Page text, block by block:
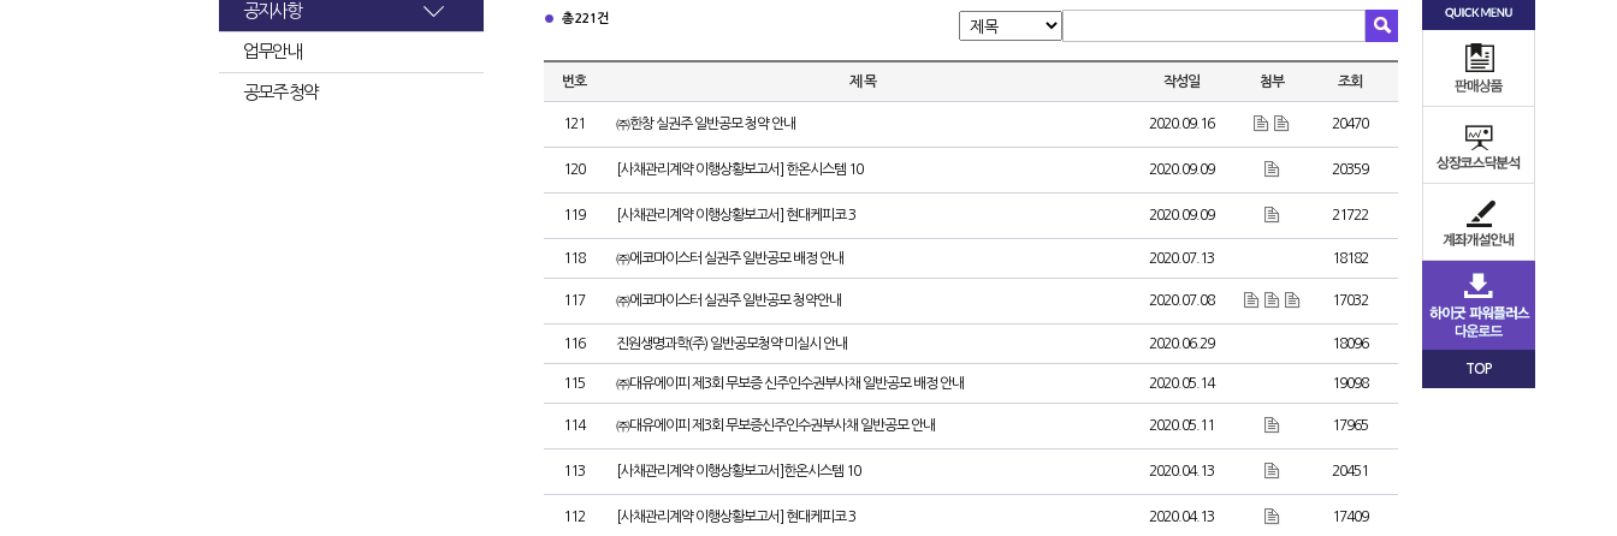
공지사항
업무안내
공모주 청약
총 221건
번호 제 목 작성일 첨부 조회
121 ㈜한창 실권주 일반공모 청약 안내 2020.09.16 20470
120 [사채관리계약 이행상황보고서] 한온시스템 10 2020.09.09 20359
119 [사채관리계약 이행상황보고서] 현대케피코 3 2020.09.09 21722
118 ㈜에코마이스터 실권주 일반공모 배정 안내 2020.07.13 18182
117 ㈜에코마이스터 실권주 일반공모 청약안내 2020.07.08 17032
116 진원생명과학(주) 일반공모청약 미실시 안내 2020.06.29 18096
115 ㈜대유에이피 제3회 무보증 신주인수권부사채 일반공모 배정 안내 2020.05.14 19098
114 ㈜대유에이피 제3회 무보증신주인수권부사채 일반공모 안내 2020.05.11 17965
113 [사채관리계약 이행상황보고서]한온시스템 10 2020.04.13 20451
112 [사채관리계약 이행상황보고서] 현대케피코 3 2020.04.13 17409
TOP